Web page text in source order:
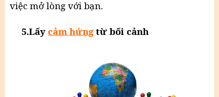
việc mở lòng với bạn.
5.Lấy cảm hứngtừ bối cảnh